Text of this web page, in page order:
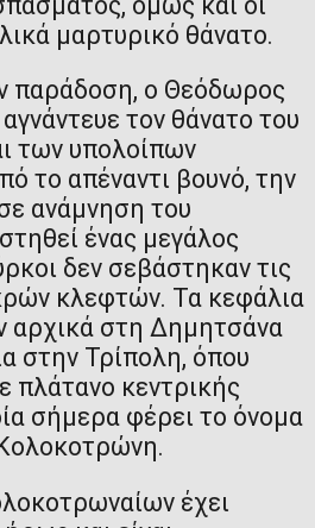
μαρτυρικό θάνατο.
παράδοση, ο Θεόδωρος
τον θάνατο του
των υπολοίπων
το απέναντι βουνό, την
ανάμνηση του
ένας μεγάλος
δεν σεβάστηκαν τις
κλεφτών. Τα κεφάλια
αρχικά στη Δημητσάνα
στην Τρίπολη, όπου
πλάτανο κεντρικής
σήμερα φέρει το όνομα
έχει